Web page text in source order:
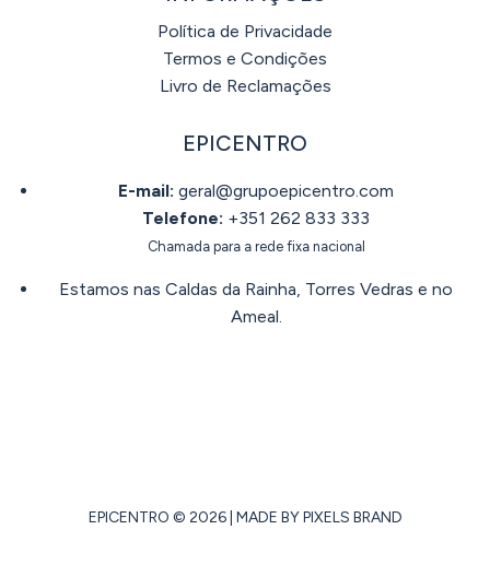
Política de Privacidade
Termos e Condições
Livro de Reclamações
EPICENTRO
E-mail: geral@grupoepicentro.com
Telefone: +351 262 833 333
Chamada para a rede fixa nacional
Estamos nas Caldas da Rainha, Torres Vedras e no
Ameal.
EPICENTRO © 2026 | MADE BYPIXELS BRAND